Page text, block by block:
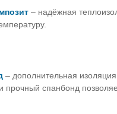
– надёжная
– дополнительная
прочный спанбонд